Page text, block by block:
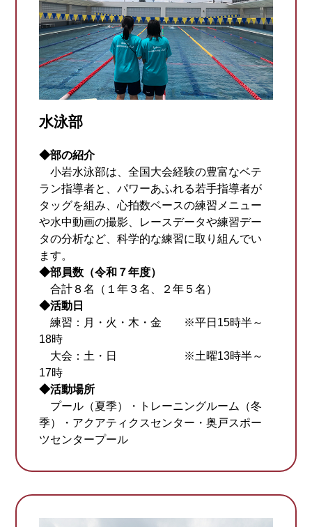
水泳部
◆部の紹介
小岩水泳部は、全国大会経験の豊富なベテ
ラン指導者と、パワーあふれる若手指導者が
タッグを組み、心拍数ベースの練習メニュー
や水中動画の撮影、レースデータや練習デー
タの分析など、科学的な練習に取り組んでい
ます。
◆部員数（令和７年度）
合計８名（１年３名、２年５名）
◆活動日
練習：月・火・木・金 ※平日15時半～
18時
大会：土・日 ※土曜13時半～
17時
◆活動場所
プール（夏季）・トレーニングルーム（冬
季）・アクアティクスセンター・奥戸スポー
ツセンタープール